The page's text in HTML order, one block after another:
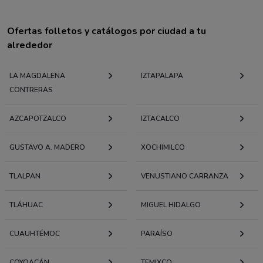
Ofertas folletos y catálogos por ciudad a tu
alrededor
LA MAGDALENA
CONTRERAS
IZTAPALAPA
AZCAPOTZALCO IZTACALCO
GUSTAVO A. MADERO XOCHIMILCO
TLALPAN VENUSTIANO CARRANZA
TLÁHUAC MIGUEL HIDALGO
CUAUHTÉMOC PARAÍSO